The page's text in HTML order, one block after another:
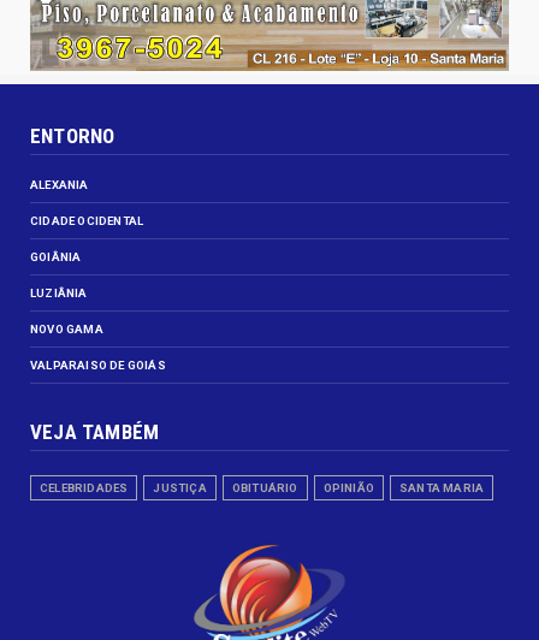
ENTORNO
ALEXANIA
CIDADE OCIDENTAL
GOIÂNIA
LUZIÂNIA
NOVO GAMA
VALPARAISO DE GOIÁS
VEJA TAMBÉM
CELEBRIDADES JUSTIÇA OBITUÁRIO OPINIÃO SANTA MARIA